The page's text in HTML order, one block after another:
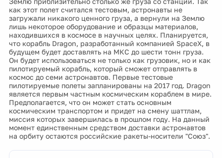
как этот полет считался тестовым, астронавты не
загружали никакого ценного груза, а вернули на Землю
лишь некоторое оборудование и образцы материалов,
находившихся в космосе в научных целях. Планируется,
что корабль Dragon, разработанный компанией SpaceX, в
будущем будет доставлять на МКС до шести тонн груза.
Он будет использоваться не только как грузовик, но и как
пилотируемый корабль, который сможет отправлять в
космос до семи астронавтов. Первые тестовые
пилотируемые полеты запланированы на 2017 год. Dragon
является первым частным космическим кораблем в мире.
Предполагается, что он может стать основным
космическим транспортом и придет на смену шаттлам,
миссия которых завершилась в прошлом году. На данный
момент единственным средством доставки астронавтов
на орбиту остаются российские ракеты-носители "Союз".